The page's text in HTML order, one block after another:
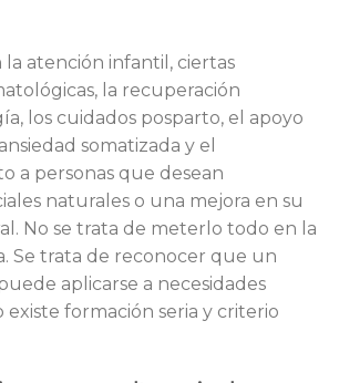
la atención infantil, ciertas
la recuperación
los cuidados posparto, el apoyo
somatizada y el
a personas que desean
naturales o una mejora en su
No se trata de meterlo todo en la
Se trata de reconocer que un
aplicarse a necesidades
existe formación seria y criterio